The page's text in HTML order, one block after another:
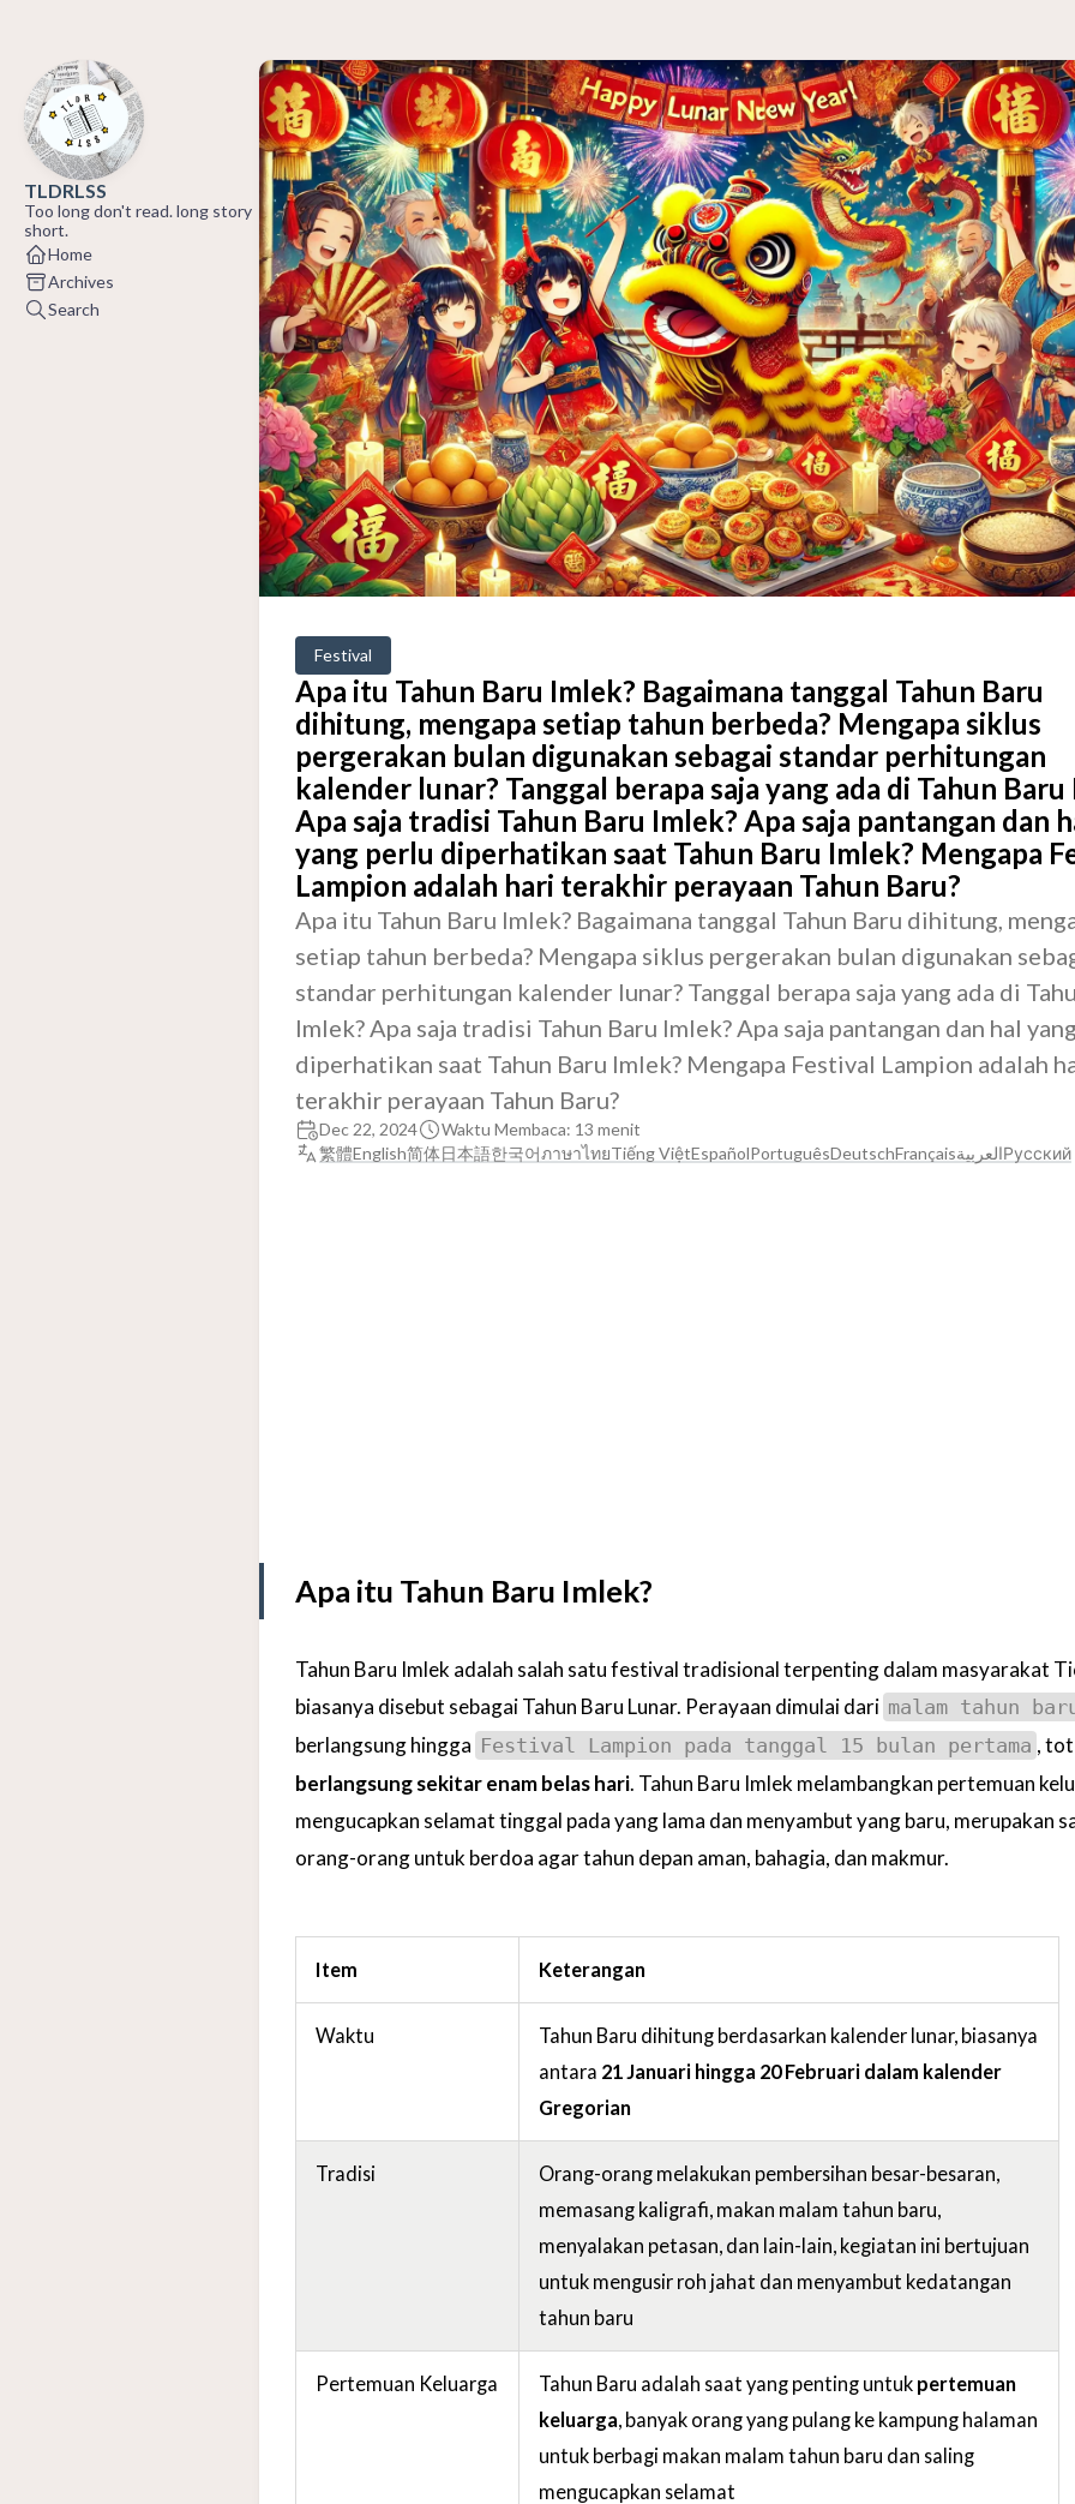
TLDRLSS
Too long don't read. long story
short.
Home
Archives
Search
Festival
Apa itu Tahun Baru Imlek? Bagaimana tanggal Tahun Baru
dihitung, mengapa setiap tahun berbeda? Mengapa siklus
pergerakan bulan digunakan sebagai standar perhitungan
kalender lunar? Tanggal berapa saja yang ada di Tahun Baru
Apa saja tradisi Tahun Baru Imlek? Apa saja pantangan dan
yang perlu diperhatikan saat Tahun Baru Imlek? Mengapa
Lampion adalah hari terakhir perayaan Tahun Baru?
Apa itu Tahun Baru Imlek? Bagaimana tanggal Tahun Baru dihitung,
setiap tahun berbeda? Mengapa siklus pergerakan bulan digunakan
standar perhitungan kalender lunar? Tanggal berapa saja yang ada di
Imlek? Apa saja tradisi Tahun Baru Imlek? Apa saja pantangan dan hal
diperhatikan saat Tahun Baru Imlek? Mengapa Festival Lampion adalah
terakhir perayaan Tahun Baru?
Dec 22, 2024
Waktu Membaca: 13 menit
繁體English简体日本語한국어ภาษาไทยTiếng ViệtEspañolPortuguêsDeutschFrançaisالعربيةРусский
Apa itu Tahun Baru Imlek?
Tahun Baru Imlek adalah salah satu festival tradisional terpenting dalam masyarakat
biasanya disebut sebagai Tahun Baru Lunar. Perayaan dimulai dari malam tahun
berlangsung hingga Festival Lampion pada tanggal 15 bulan pertama ,
berlangsung sekitar enam belas hari. Tahun Baru Imlek melambangkan pertemuan
mengucapkan selamat tinggal pada yang lama dan menyambut yang baru, merupakan
orang-orang untuk berdoa agar tahun depan aman, bahagia, dan makmur.
Item Keterangan
Waktu
Tahun Baru dihitung berdasarkan kalender lunar, biasanya
antara 21 Januari hingga 20 Februari dalam kalender
Gregorian
Tradisi
Orang-orang melakukan pembersihan besar-besaran,
memasang kaligrafi, makan malam tahun baru,
menyalakan petasan, dan lain-lain, kegiatan ini bertujuan
untuk mengusir roh jahat dan menyambut kedatangan
tahun baru
Pertemuan Keluarga Tahun Baru adalah saat yang penting untuk pertemuan
keluarga , banyak orang yang pulang ke kampung halaman
untuk berbagi makan malam tahun baru dan saling
mengucapkan selamat